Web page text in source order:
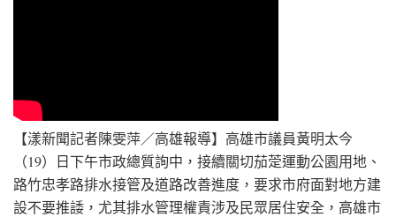
【漾新聞記者陳雯萍／高雄報導】高雄市議員黃明太今
（19）日下午市政總質詢中，接續關切茄萣運動公園用地、
路竹忠孝路排水接管及道路改善進度，要求市府面對地方建
設不要推諉，尤其排水管理權責涉及民眾居住安全，高雄市